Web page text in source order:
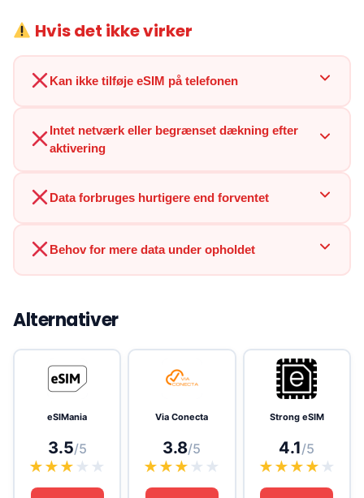
Hvis det ikke virker
Kan ikke tilføje eSIM på telefonen
Intet netværk eller begrænset dækning efter
aktivering
Data forbruges hurtigere end forventet
Behov for mere data under opholdet
Alternativer
eSIMania
3.5/5
★★★ ★ ★
Via Conecta
3.8/5
★★★ ★ ★
Strong eSIM
4.1/5
★★★★ ★